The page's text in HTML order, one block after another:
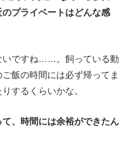
プライベートはどんな感
いですね……。飼っている動
飯の時間には必ず帰ってま
するくらいかな。
時間には余裕ができたん